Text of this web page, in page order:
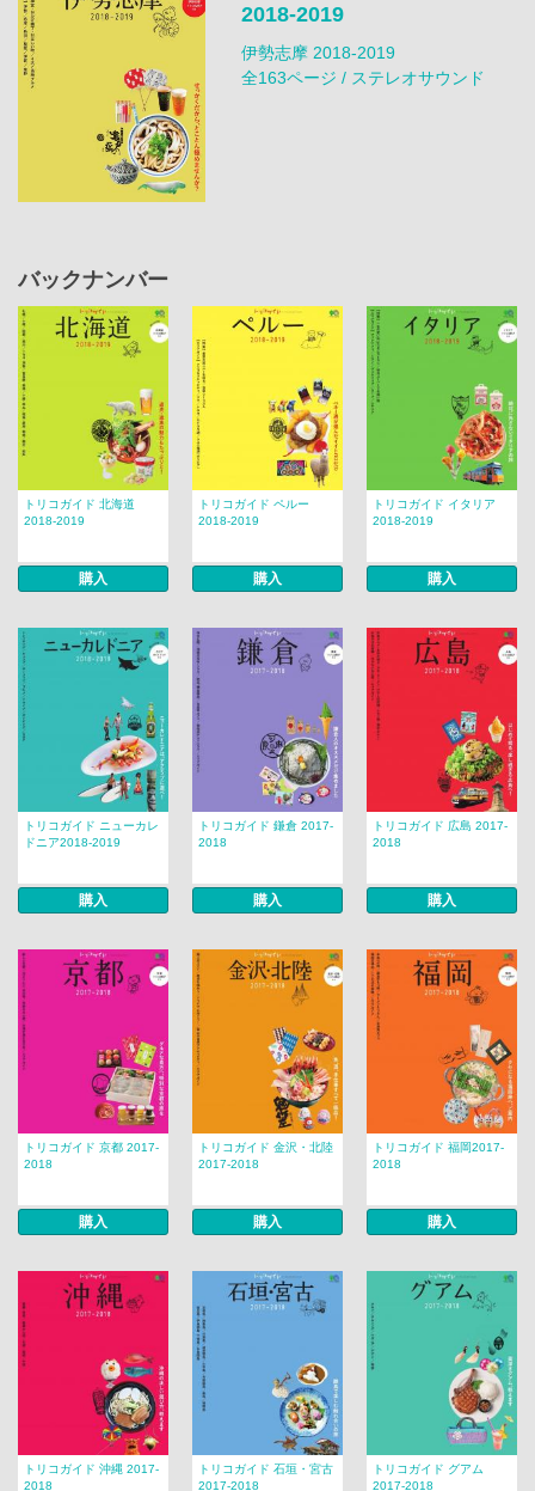
2018-2019
伊勢志摩 2018-2019
全163ページ / ステレオサウンド
バックナンバー
トリコガイド 北海道
2018-2019
購入
トリコガイド ペルー
2018-2019
購入
トリコガイド イタリア
2018-2019
購入
トリコガイド ニューカレ
ドニア2018-2019
購入
トリコガイド 鎌倉 2017-
2018
購入
トリコガイド 広島 2017-
2018
購入
トリコガイド 京都 2017-
2018
購入
トリコガイド 金沢・北陸
2017-2018
購入
トリコガイド 福岡2017-
2018
購入
トリコガイド 沖縄 2017-
2018
トリコガイド 石垣・宮古
2017-2018
トリコガイド グアム
2017-2018